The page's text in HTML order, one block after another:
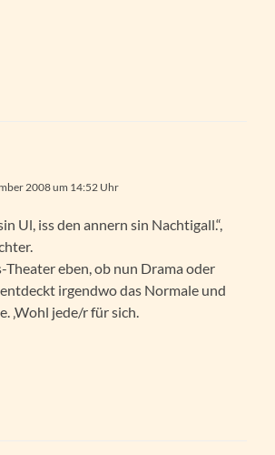
2008 um 14:52 Uhr
Ul, iss den annern sin Nachtigall.“,
Theater eben, ob nun Drama oder
irgendwo das Normale und
‚Wohl jede/r für sich.